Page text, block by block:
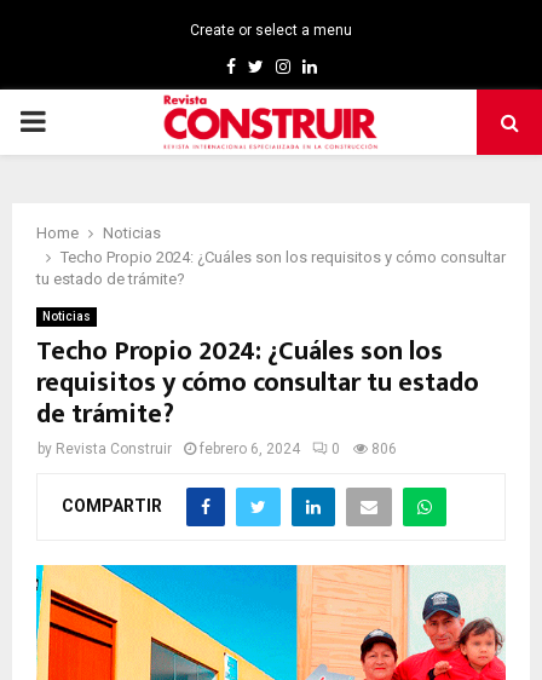
Create or select a menu
Facebook
TwitterInstagram
Linkedin
PRIMARY
Home
Noticias
Techo Propio 2024: ¿Cuáles son los requisitos y cómo consultar
tu estado de trámite?
Noticias
Techo Propio 2024: ¿Cuáles son los
requisitos y cómo consultar tu estado
de trámite?
by Revista Construir febrero 6, 2024 0 806
COMPARTIR